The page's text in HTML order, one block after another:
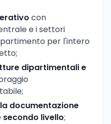
con
e i settori
per l'intero
dipartimentali e
documentazione
livello;